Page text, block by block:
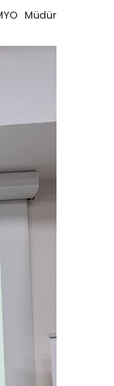
Müdür